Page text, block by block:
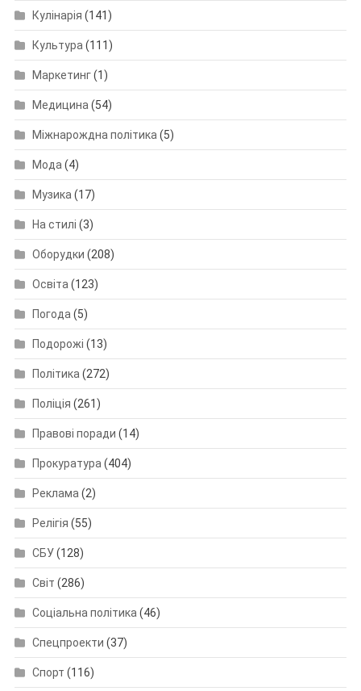
Кулінарія (141)
Культура (111)
Маркетинг(1)
Медицина (54)
Міжнарождна політика (5)
Мода (4)
Музика (17)
На стилі (3)
Оборудки (208)
Освіта (123)
Погода (5)
Подорожі (13)
Політика (272)
Поліція (261)
Правові поради (14)
Прокуратура (404)
Реклама (2)
Релігія (55)
СБУ(128)
Світ (286)
Соціальна політика (46)
Спецпроекти (37)
Спорт (116)